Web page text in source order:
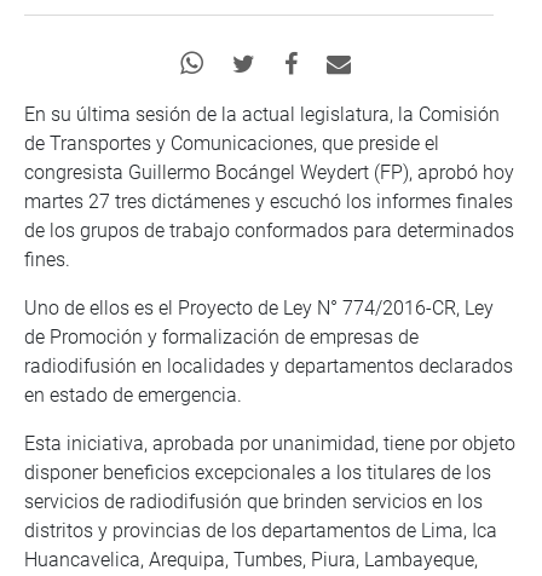
En su última sesión de la actual legislatura, la Comisión
de Transportes y Comunicaciones, que preside el
congresista Guillermo Bocángel Weydert (FP), aprobó hoy
martes 27 tres dictámenes y escuchó los informes finales
de los grupos de trabajo conformados para determinados
fines.
Uno de ellos es el Proyecto de Ley N° 774/2016-CR, Ley
de Promoción y formalización de empresas de
radiodifusión en localidades y departamentos declarados
en estado de emergencia.
Esta iniciativa, aprobada por unanimidad, tiene por objeto
disponer beneficios excepcionales a los titulares de los
servicios de radiodifusión que brinden servicios en los
distritos y provincias de los departamentos de Lima, Ica
Huancavelica, Arequipa, Tumbes, Piura, Lambayeque,